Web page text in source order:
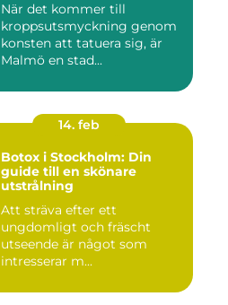
När det kommer till
kroppsutsmyckning genom
konsten att tatuera sig, är
Malmö en stad...
14. feb
Botox i Stockholm: Din
guide till en skönare
utstrålning
Att sträva efter ett
ungdomligt och fräscht
utseende är något som
intresserar m...